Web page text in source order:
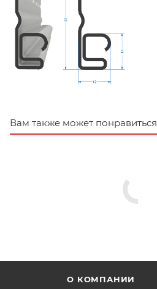
Вам также может понравиться
О КОМПАНИИ